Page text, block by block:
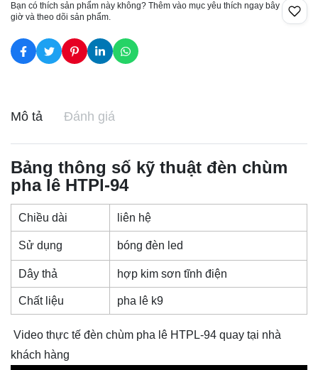
Bạn có thích sản phẩm này không? Thêm vào mục yêu thích ngay bây
giờ và theo dõi sản phẩm.
Mô tả Đánh giá
Bảng thông số kỹ thuật đèn chùm
pha lê HTPl-94
Chiều dài liên hệ
Sử dụng bóng đèn led
Dây thả hợp kim sơn tĩnh điện
Chất liệu pha lê k9
Video thực tế đèn chùm pha lê HTPL-94 quay tại nhà
khách hàng